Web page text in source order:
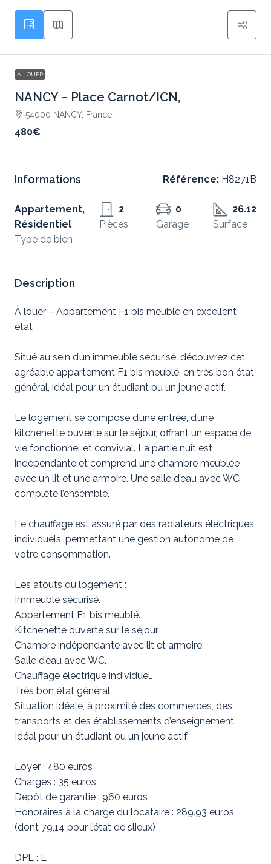
À LOUER
NANCY – Place Carnot/ICN,
54000 NANCY, France
480€
Informations Référence: H8271B
Appartement,
Résidentiel
Type de bien
2
Pièces
0
Garage
26.12
Surface
Description
À louer – Appartement F1 bis meublé en excellent
état
Situé au sein d’un immeuble sécurisé, découvrez cet
agréable appartement F1 bis meublé, en très bon état
général, idéal pour un étudiant ou un jeune actif.
Le logement se compose d’une entrée, d’une
kitchenette ouverte sur le séjour, offrant un espace de
vie fonctionnel et convivial. La partie nuit est
indépendante et comprend une chambre meublée
avec un lit et une armoire. Une salle d’eau avec WC
complète l’ensemble.
Le chauffage est assuré par des radiateurs électriques
individuels, permettant une gestion autonome de
votre consommation.
Les atouts du logement :
Immeuble sécurisé.
Appartement F1 bis meublé.
Kitchenette ouverte sur le séjour.
Chambre indépendante avec lit et armoire.
Salle d’eau avec WC.
Chauffage électrique individuel.
Très bon état général.
Situation idéale, à proximité des commerces, des
transports et des établissements d’enseignement.
Idéal pour un étudiant ou un jeune actif.
Loyer : 480 euros
Charges : 35 euros
Dépôt de garantie : 960 euros
Honoraires à la charge du locataire : 289.93 euros
(dont 79,14 pour l’état de slieux)
DPE : E